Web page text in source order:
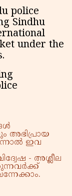
police
Sindhu
under the
അഭിപ്രായ
ഇവ
- അശ്ലീല